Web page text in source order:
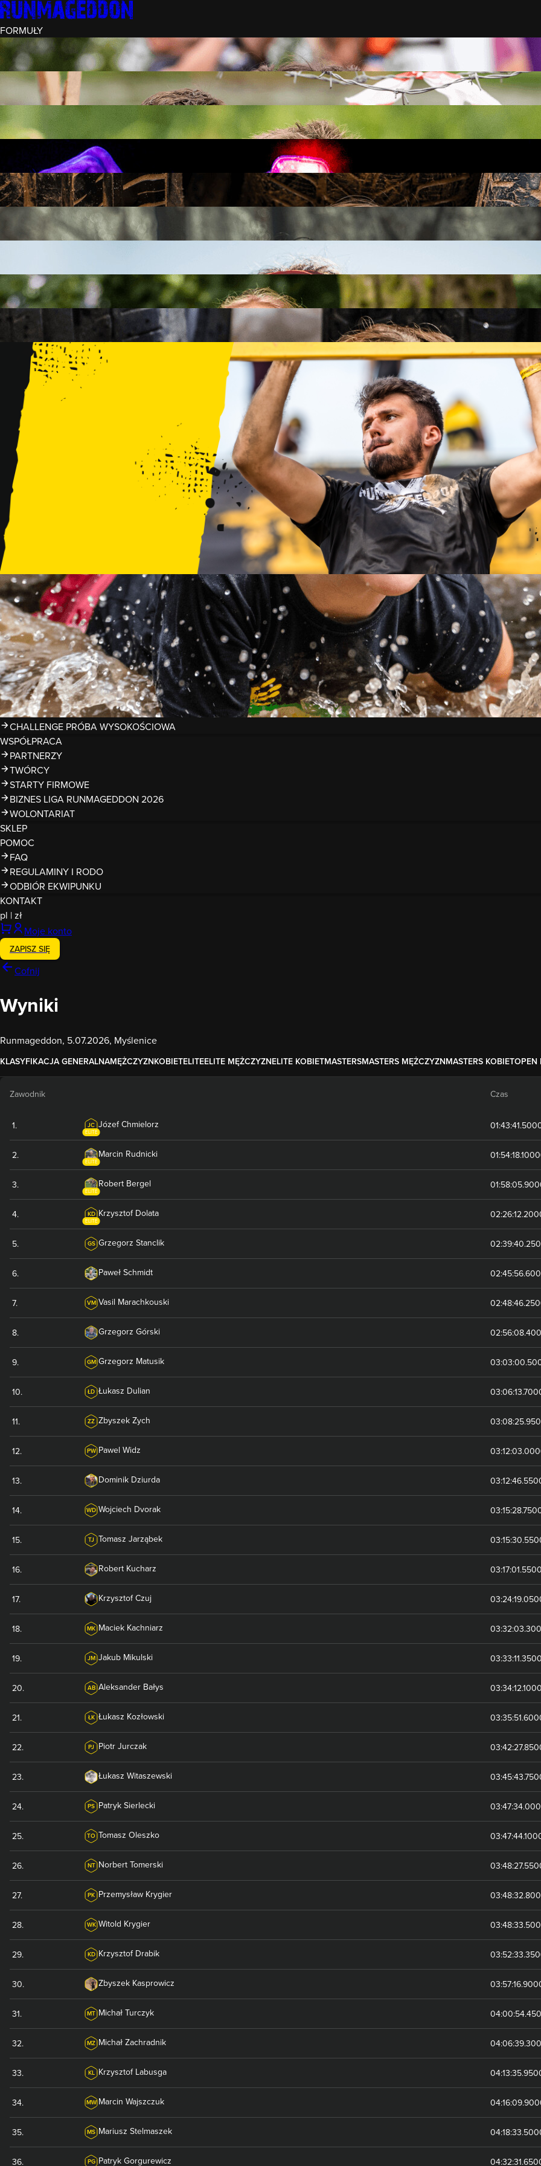
FORMUŁY
INTRO (¼)
15 PRZESZKÓD
3 KM+
REKRUT (½)
30 PRZESZKÓD
RUNMAGEDDON
50 PRZESZKÓD
12 KM+
NOCNY REKRUT (½)
30 PRZESZKÓD
6 KM+
INTRO U-16
15 PRZESZKÓD
3 KM+
RUNMAGEDDON HARDCORE
70 PRZESZKÓD
21 KM+
FAMILY
15 PRZESZKÓD
2 KM+
KIDS
15 PRZESZKÓD
1 KM+
TRENINGI
WYDARZENIA
RUNMAGEDDON LUBLIN ZALEW ZEMBORZYCKI 22/23.08.2026
RUNMAGEDDON ERGO ARENA GDAŃSK/SOPOT 12/13.09.2026
RUNMAGEDDON KIDS: DEMO WARSZAWA 24/26.09.2026
RUNMAGEDDON WROCŁAW KOPALNIA ROLANTOWICE 26/27.09.2026
RUNMAGEDDON WARSZAWA TWIERDZA MODLIN 10/11.10.2026
RUNMAGEDDON JURAPARK BAŁTÓW 24/25.10.2026
RUNMAGEDDON HALLOWEEN WARSZAWA 31.10.2026
TRENINGI
VOUCHERY
DLA ZAWODNIKÓW
ZDJĘCIA
KALENDARZ 2026
WYNIKI
LIGA RUNMAGEDDON 2026
SUPERLIGA RUNMAGEDDON 2026
SUPERLIGA RMG KIDS 2026
KWALIFIKACJE DO MISTRZOSTW EUROPY I ŚWIATA OCR
TROFEA
LEGENDY RUNMAGEDDON
MAGAZYN
CHALLENGE PRÓBA WYSOKOŚCIOWA
WSPÓŁPRACA
PARTNERZY
TWÓRCY
STARTY FIRMOWE
BIZNES LIGA RUNMAGEDDON 2026
WOLONTARIAT
SKLEP
POMOC
FAQ
REGULAMINY I RODO
ODBIÓR EKWIPUNKU
KONTAKT
pl |zł
Moje konto
ZAPISZ SIĘ
Cofnij
Wyniki
Runmageddon, 5.07.2026, Myślenice
KLASYFIKACJA GENERALNAMĘŻCZYZNKOBIETELITEELITE MĘŻCZYZNELITE KOBIETMASTERSMASTERS MĘŻCZYZNMASTERS KOBIETOPEN
Zawodnik Czas
1. JC
ELITE
Józef Chmielorz
2.
ELITE
Marcin Rudnicki
3.
ELITE
Robert Bergel
4. KD
ELITE
Krzysztof Dolata
5. GS Grzegorz Stanclik
6. Paweł Schmidt
7. VM Vasil Marachkouski
8. Grzegorz Górski
9. GM Grzegorz Matusik
10. ŁD Łukasz Dulian
11. ZZ Zbyszek Zych
12. PW Pawel Widz
13. Dominik Dziurda
14. WD Wojciech Dvorak
15. TJ Tomasz Jarząbek
16. Robert Kucharz
17. Krzysztof Czuj
18. MK Maciek Kachniarz
19. JM Jakub Mikulski
20. AB Aleksander Bałys
21. ŁK Łukasz Kozłowski
22. PJ Piotr Jurczak
23. Łukasz Witaszewski
24. PS Patryk Sierlecki
25. TO Tomasz Oleszko
26. NT Norbert Tomerski
27. PK Przemysław Krygier
28. WK Witold Krygier
29. KD Krzysztof Drabik
30. Zbyszek Kasprowicz
31. MT Michał Turczyk
32. MZ Michał Zachradnik
33. KL Krzysztof Labusga
34. MW Marcin Wajszczuk
35. MS Mariusz Stelmaszek
36. PG Patryk Gorgurewicz